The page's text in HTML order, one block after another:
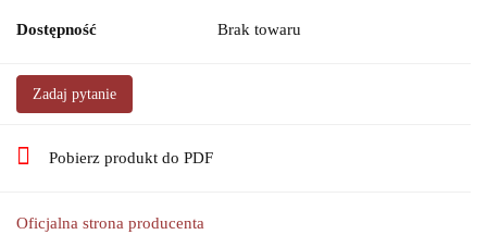
Dostępność Brak towaru
Zadaj pytanie
Pobierz produkt do PDF
Oficjalna strona producenta